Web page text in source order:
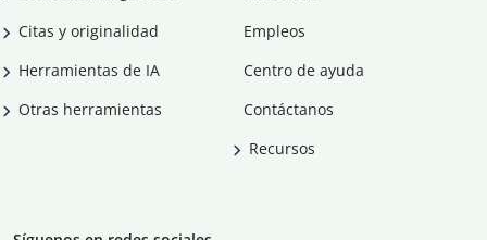
Citas y originalidad
Herramientas de IA
Otras herramientas
Empleos
Centro de ayuda
Contáctanos
Recursos